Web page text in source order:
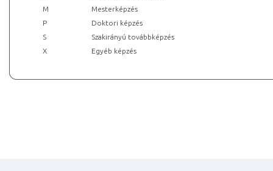
M
Mesterképzés
P
Doktori képzés
S
Szakirányú továbbképzés
X
Egyéb képzés